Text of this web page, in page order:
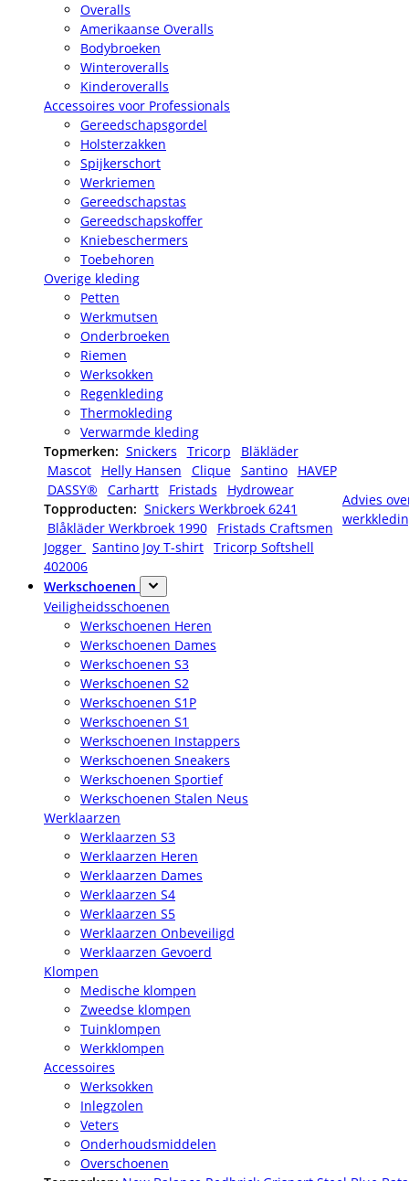
Overalls
Amerikaanse Overalls
Bodybroeken
Winteroveralls
Kinderoveralls
Accessoires voor Professionals
Gereedschapsgordel
Holsterzakken
Spijkerschort
Werkriemen
Gereedschapstas
Gereedschapskoffer
Kniebeschermers
Toebehoren
Overige kleding
Petten
Werkmutsen
Onderbroeken
Riemen
Werksokken
Regenkleding
Thermokleding
Verwarmde kleding
Topmerken: Snickers Tricorp
Bläkläder
Mascot
Helly Hansen Clique Santino
HAVEP
DASSY®
Carhartt Fristads
Hydrowear
Topproducten: Snickers Werkbroek 6241
Blåkläder Werkbroek 1990
Fristads Craftsmen
Jogger Santino Joy T-shirt Tricorp Softshell
402006
Advies
Werkschoenen
Veiligheidsschoenen
Werkschoenen Heren
Werkschoenen Dames
Werkschoenen S3
Werkschoenen S2
Werkschoenen S1P
Werkschoenen S1
Werkschoenen Instappers
Werkschoenen Sneakers
Werkschoenen Sportief
Werkschoenen Stalen Neus
Werklaarzen
Werklaarzen S3
Werklaarzen Heren
Werklaarzen Dames
Werklaarzen S4
Werklaarzen S5
Werklaarzen Onbeveiligd
Werklaarzen Gevoerd
Klompen
Medische klompen
Zweedse klompen
Tuinklompen
Werkklompen
Accessoires
Werksokken
Inlegzolen
Veters
Onderhoudsmiddelen
Overschoenen